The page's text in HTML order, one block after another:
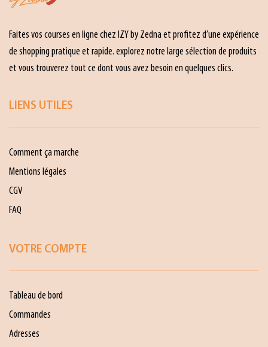
Faites vos courses en ligne chez IZY by Zedna et profitez d’une expérience
de shopping pratique et rapide. explorez notre large sélection de produits
et vous trouverez tout ce dont vous avez besoin en quelques clics.
LIENS UTILES
Comment ça marche
Mentions légales
CGV
FAQ
VOTRE COMPTE
Tableau de bord
Commandes
Adresses